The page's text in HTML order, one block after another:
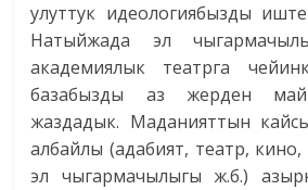
улуттук идеологиябызды
Натыйжада эл
академиялык театрга
базабызды аз жерден
жаздадык. Маданияттын
албайлы (адабият, театр, кино,
эл чыгармачылыгы ж.б.)